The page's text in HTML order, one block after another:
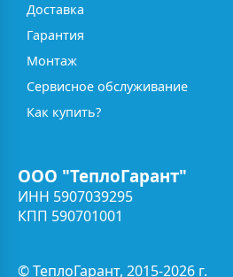
Доставка
Гарантия
Монтаж
Сервисное обслуживание
Как купить?
ООО "ТеплоГарант"
ИНН 5907039295
КПП 590701001
© ТеплоГарант, 2015-2026 г.